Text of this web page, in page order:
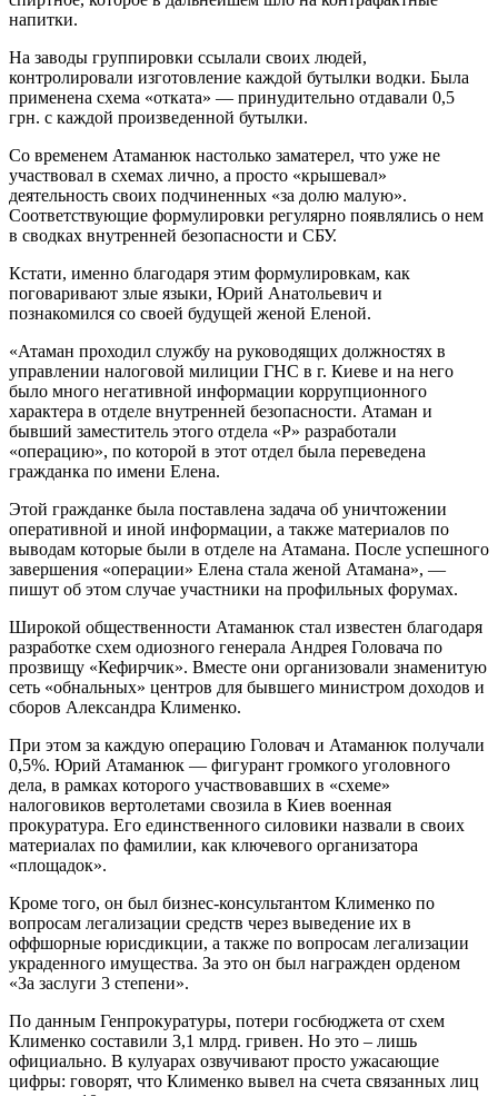
напитки.
На заводы группировки ссылали своих людей,
контролировали изготовление каждой бутылки водки. Была
применена схема «отката» — принудительно отдавали 0,5
грн. с каждой произведенной бутылки.
Со временем Атаманюк настолько заматерел, что уже не
участвовал в схемах лично, а просто «крышевал»
деятельность своих подчиненных «за долю малую».
Соответствующие формулировки регулярно появлялись о нем
в сводках внутренней безопасности и СБУ.
Кстати, именно благодаря этим формулировкам, как
поговаривают злые языки, Юрий Анатольевич и
познакомился со своей будущей женой Еленой.
«Атаман проходил службу на руководящих должностях в
управлении налоговой милиции ГНС в г. Киеве и на него
было много негативной информации коррупционного
характера в отделе внутренней безопасности. Атаман и
бывший заместитель этого отдела «Р» разработали
«операцию», по которой в этот отдел была переведена
гражданка по имени Елена.
Этой гражданке была поставлена задача об уничтожении
оперативной и иной информации, а также материалов по
выводам которые были в отделе на Атамана. После успешного
завершения «операции» Елена стала женой Атамана», —
пишут об этом случае участники на профильных форумах.
Широкой общественности Атаманюк стал известен благодаря
разработке схем одиозного генерала Андрея Головача по
прозвищу «Кефирчик». Вместе они организовали знаменитую
сеть «обнальных» центров для бывшего министром доходов и
сборов Александра Клименко.
При этом за каждую операцию Головач и Атаманюк получали
0,5%. Юрий Атаманюк — фигурант громкого уголовного
дела, в рамках которого участвовавших в «схеме»
налоговиков вертолетами свозила в Киев военная
прокуратура. Его единственного силовики назвали в своих
материалах по фамилии, как ключевого организатора
«площадок».
Кроме того, он был бизнес-консультантом Клименко по
вопросам легализации средств через выведение их в
оффшорные юрисдикции, а также по вопросам легализации
украденного имущества. За это он был награжден орденом
«За заслуги 3 степени».
По данным Генпрокуратуры, потери госбюджета от схем
Клименко составили 3,1 млрд. гривен. Но это – лишь
официально. В кулуарах озвучивают просто ужасающие
цифры: говорят, что Клименко вывел на счета связанных лиц